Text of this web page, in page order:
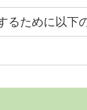
るために以下